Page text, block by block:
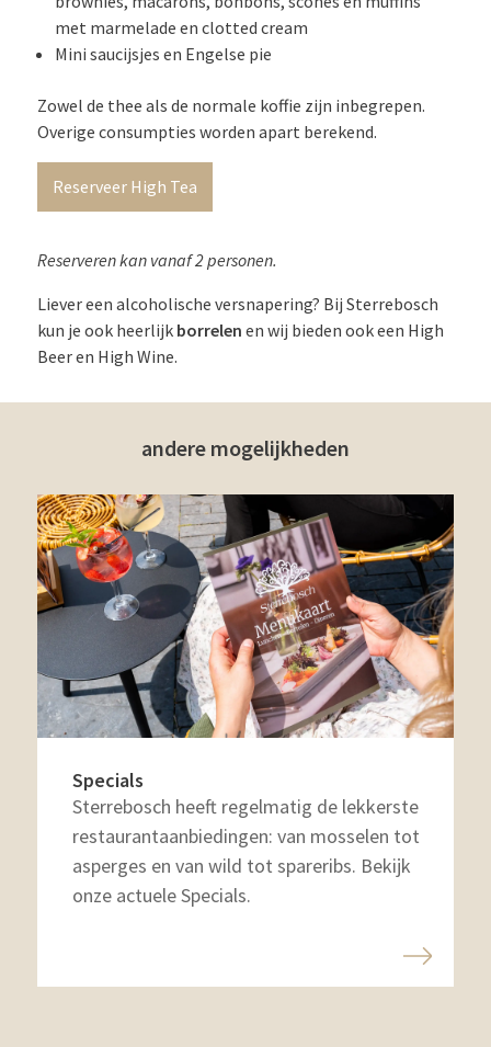
met marmelade en clotted cream
Mini saucijsjes en Engelse pie
Zowel de thee als de normale koffie zijn inbegrepen.
Overige consumpties worden apart berekend.
Reserveer High Tea
Reserveren kan vanaf 2 personen.
Liever een alcoholische versnapering? Bij Sterrebosch
kun je ook heerlijk borrelen en wij bieden ook een High
Beer en High Wine.
andere mogelijkheden
Specials
Sterrebosch heeft regelmatig de lekkerste
restaurantaanbiedingen: van mosselen tot
asperges en van wild tot spareribs. Bekijk
onze actuele Specials.